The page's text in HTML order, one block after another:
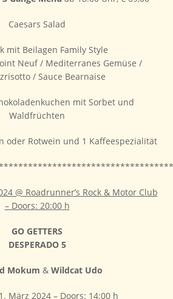
Caesars Salad
mit Beilagen Family Style
Neuf / Mediterranes Gemüse /
/ Sauce Bearnaise
mit Sorbet und
Waldfrüchten
oder Rotwein und 1 Kaffeespezialität
@ Roadrunner’s Rock & Motor Club
– Doors: 20:00 h
GO GETTERS
DESPERADO 5
Mokum & Wildcat Udo
März 2024 – Doors: 14:00 h